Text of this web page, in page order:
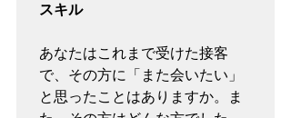
スキル
あなたはこれまで受けた接客
で、その方に「また会いたい」
と思ったことはありますか。ま